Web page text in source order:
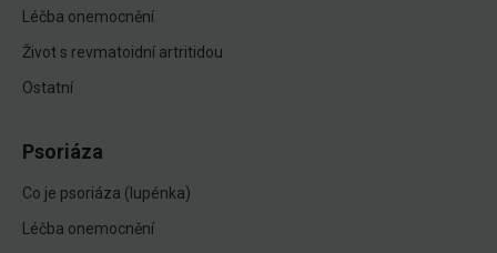
Léčba onemocnění
Život s revmatoidní artritidou
Ostatní
Psoriáza
Co je psoriáza (lupénka)
Léčba onemocnění